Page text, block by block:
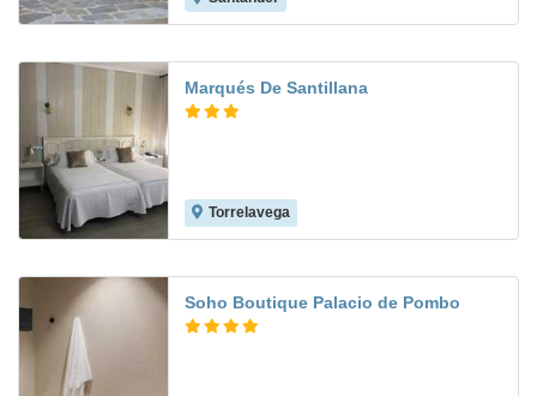
Marqués De Santillana
Torrelavega
Soho Boutique Palacio de Pombo